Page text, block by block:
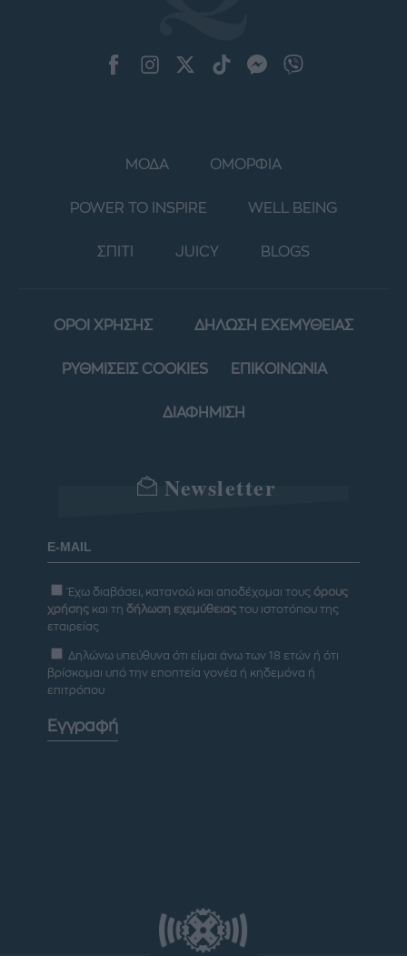
ΜΟΔΑ ΟΜΟΡΦΙΑ
POWER TO INSPIRE WELL BEING
ΣΠΙΤΙ JUICY BLOGS
ΟΡΟΙ ΧΡΗΣΗΣ ΔΗΛΩΣΗ ΕΧΕΜΥΘΕΙΑΣ
ΡΥΘΜΙΣΕΙΣ COOKIES ΕΠΙΚΟΙΝΩΝΙΑ
ΔΙΑΦΗΜΙΣΗ
Newsletter
Έχω διαβάσει, κατανοώ και αποδέχομαι τους όρους
χρήσης και τη δήλωση εχεμύθειας του ιστοτόπου της
εταιρείας
Δηλώνω υπεύθυνα ότι είμαι άνω των 18 ετών ή ότι
βρίσκομαι υπό την εποπτεία γονέα ή κηδεμόνα ή
επιτρόπου
Εγγραφή